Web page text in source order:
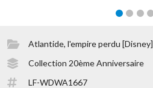
Atlantide, l'empire perdu [Disney]
Collection 20ème Anniversaire
LF-WDWA1667